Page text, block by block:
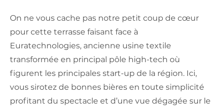
On ne vous cache pas notre petit coup de cœur
pour cette terrasse faisant face à
Euratechnologies, ancienne usine textile
transformée en principal pôle high-tech où
figurent les principales start-up de la région. Ici,
vous sirotez de bonnes bières en toute simplicité
profitant du spectacle et d’une vue dégagée sur le